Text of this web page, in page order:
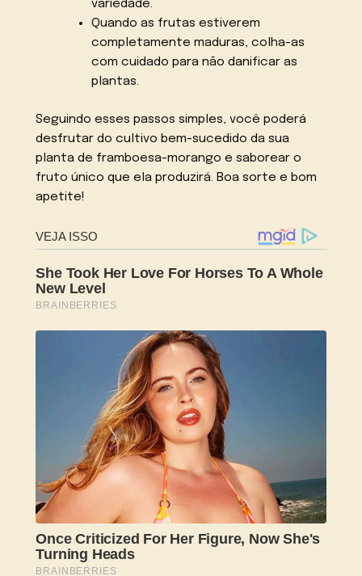
variedade.
Quando as frutas estiverem
completamente maduras, colha-as
com cuidado para não danificar as
plantas.
Seguindo esses passos simples, você poderá
desfrutar do cultivo bem-sucedido da sua
planta de framboesa-morango e saborear o
fruto único que ela produzirá. Boa sorte e bom
apetite!